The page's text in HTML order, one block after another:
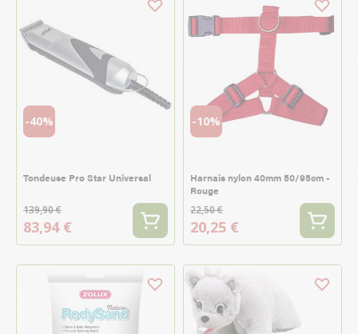
-40%
Tondeuse Pro Star Universal
139,90 €
83,94 €
-10%
Harnais nylon 40mm 50/95cm -
Rouge
22,50 €
20,25 €